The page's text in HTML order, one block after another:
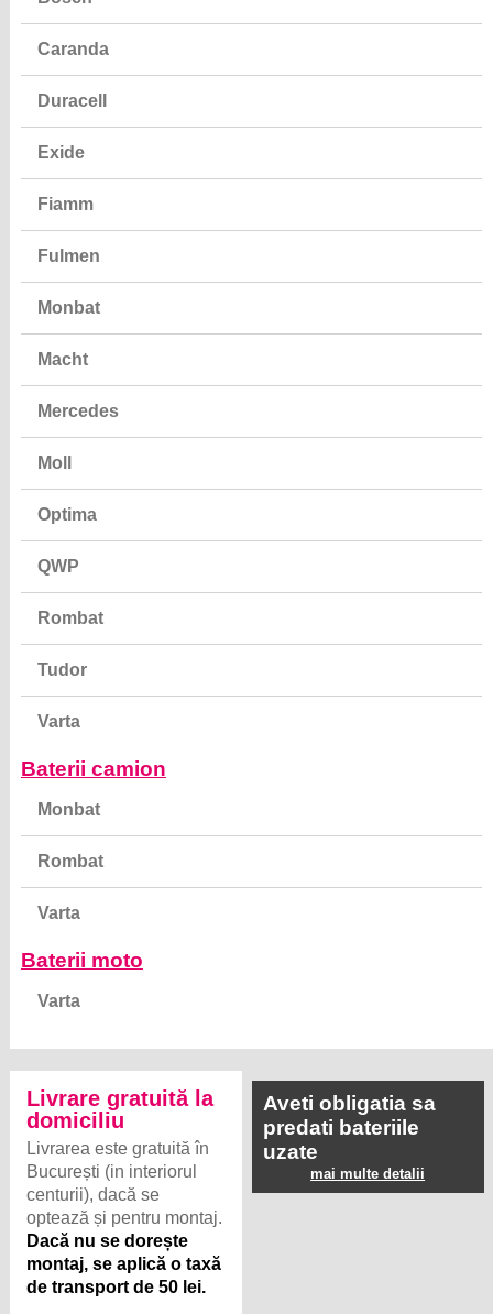
Caranda
Duracell
Exide
Fiamm
Fulmen
Monbat
Macht
Mercedes
Moll
Optima
QWP
Rombat
Tudor
Varta
Baterii camion
Monbat
Rombat
Varta
Baterii moto
Varta
Livrare gratuită la
domiciliu
Livrarea este gratuită în
București (in interiorul
centurii), dacă se
optează și pentru montaj.
Dacă nu se dorește
montaj, se aplică o taxă
de transport de 50 lei.
Aveti obligatia sa
predati bateriile
uzate
mai multe detalii